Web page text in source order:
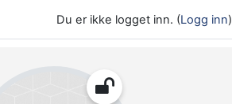
Du er ikke logget inn. (Logg inn)